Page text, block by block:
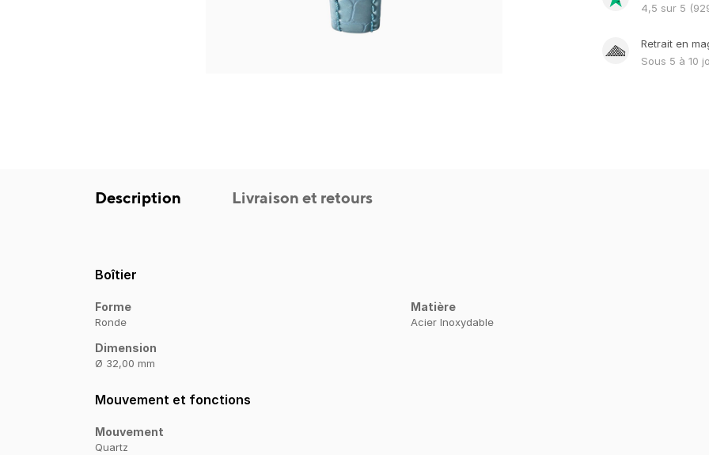
4,5 sur 5 (
Retrait en
Sous 5 à 10
Description Livraison et retours
Boîtier
Forme
Ronde
Dimension
Ø 32,00 mm
Matière
Acier Inoxydable
Mouvement et fonctions
Mouvement
Quartz